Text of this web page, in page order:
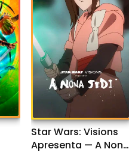
Star Wars: Visions
Apresenta — A Nona